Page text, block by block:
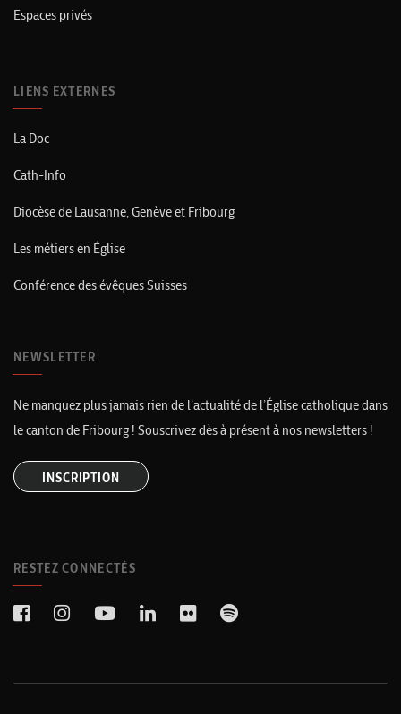
Espaces privés
LIENS EXTERNES
La Doc
Cath-Info
Diocèse de Lausanne, Genève et Fribourg
Les métiers en Église
Conférence des évêques Suisses
NEWSLETTER
Ne manquez plus jamais rien de l’actualité de l’Église catholique dans
le canton de Fribourg ! Souscrivez dès à présent à nos newsletters !
INSCRIPTION
RESTEZ CONNECTÉS